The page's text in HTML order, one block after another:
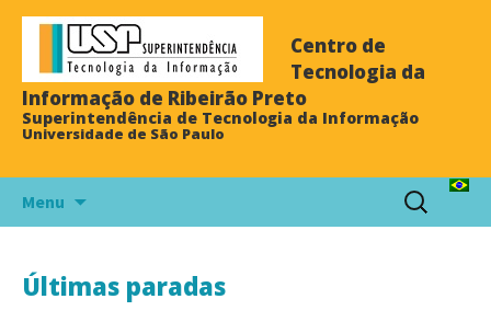
Centro de
Tecnologia da
Informação de Ribeirão Preto
Superintendência de Tecnologia da Informação
Universidade de São Paulo
Menu
Últimas paradas